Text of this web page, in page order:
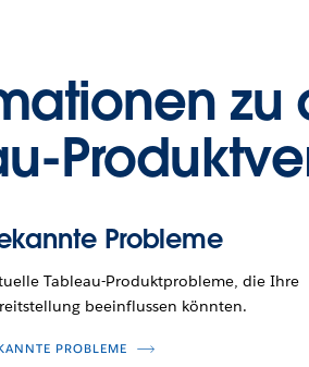
Probleme
Tableau-Produktprobleme, die Ihre
beeinflussen könnten.
PROBLEME